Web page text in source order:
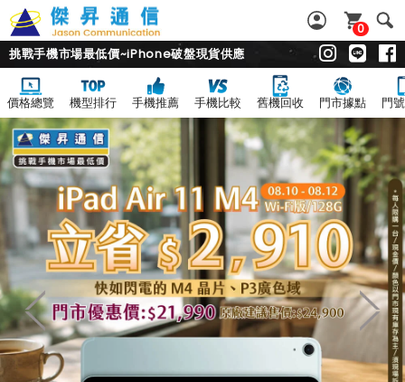
0
挑戰手機市場最低價~iPhone破盤現貨供應
價格總覽 機型排行 手機推薦 手機比較 舊機回收 門市據點 門